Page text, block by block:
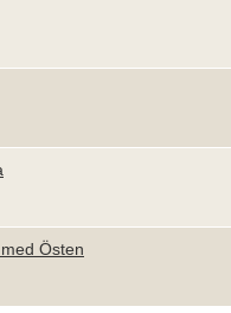
Östen